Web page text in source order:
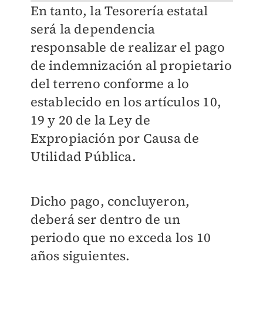
En tanto, la Tesorería estatal
será la dependencia
responsable de realizar el pago
de indemnización al propietario
del terreno conforme a lo
establecido en los artículos 10,
19 y 20 de la Ley de
Expropiación por Causa de
Utilidad Pública.
Dicho pago, concluyeron,
deberá ser dentro de un
periodo que no exceda los 10
años siguientes.